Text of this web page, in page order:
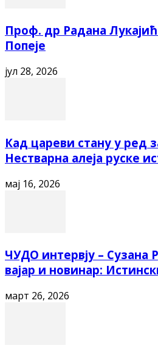
Проф. др Радана
Попеје
јул 28, 2026
Кад цареви стану у ред
Нестварна алеја руске
мај 16, 2026
ЧУДО интервју – Сузана
вајар и новинар:
март 26, 2026